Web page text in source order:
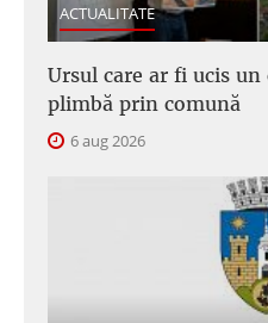
ACTUALITATE
Ursul care ar fi ucis
plimbă prin comună
6 aug 2026